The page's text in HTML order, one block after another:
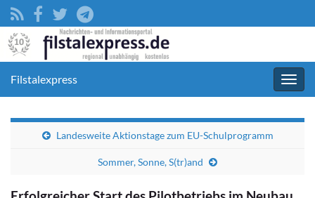
Filstalexpress
Landesweite Aktionstage zum EU-Schulprogramm
Sommer, Sonne, S(tr)and